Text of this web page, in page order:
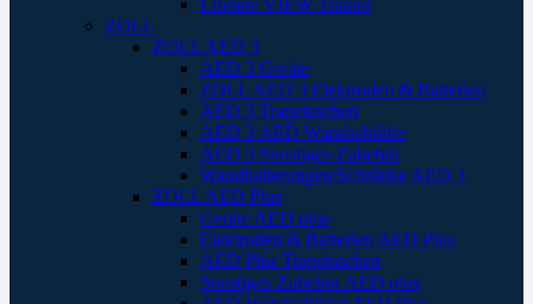
Lifeline VIEW Trainer
ZOLL
ZOLL AED 3
AED 3 Geräte
ZOLL AED 3 Elektroden & Batterien
AED 3 Tragetaschen
AED 3 AED Wandschilder
AED 3 Sonstiges Zubehör
Wandhalterungen/Schränke AED 3
ZOLL AED Plus
Geräte AED plus
Elektroden & Batterien AED Plus
AED Plus Tragetaschen
Sonstiges Zubehör AED plus